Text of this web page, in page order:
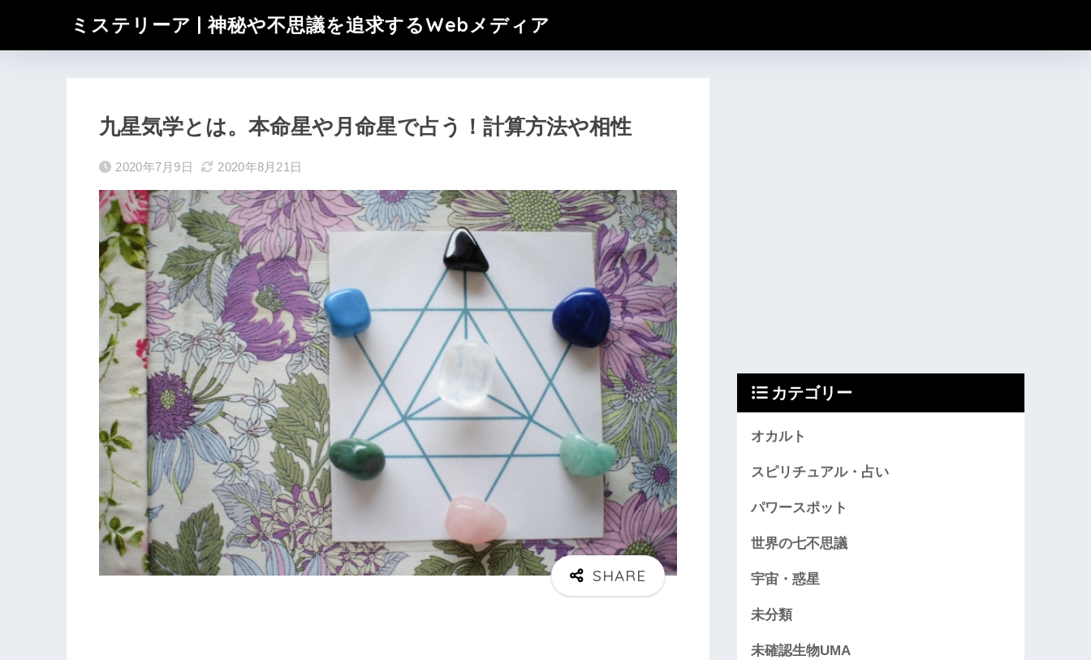
ミステリーア | 神秘や不思議を追求するWebメディア
九星気学とは。本命星や月命星で占う！計算方法や相性
2020年7月9日 2020年8月21日
カテゴリー
オカルト
スピリチュアル・占い
パワースポット
世界の七不思議
宇宙・惑星
未分類
未確認生物UMA